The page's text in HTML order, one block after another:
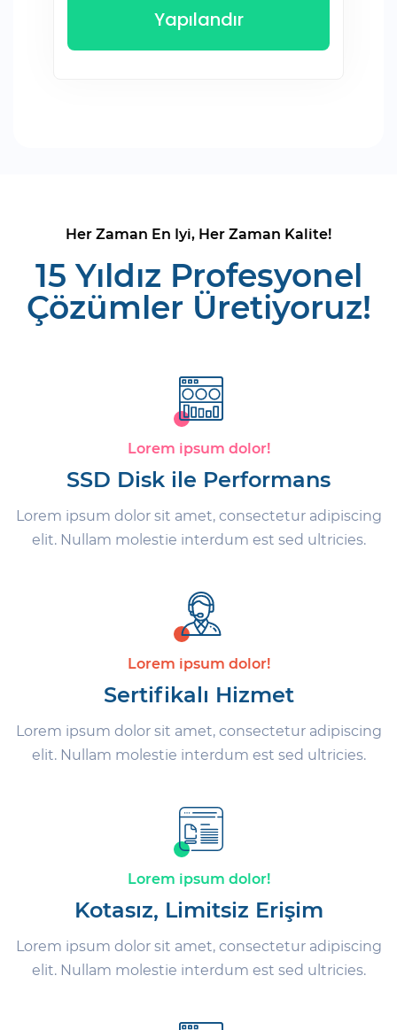
Yapılandır
Her Zaman En İyi, Her Zaman Kalite!
15 Yıldız Profesyonel
Çözümler Üretiyoruz!
Lorem ipsum dolor!
SSD Disk ile Performans
Lorem ipsum dolor sit amet, consectetur adipiscing
elit. Nullam molestie interdum est sed ultricies.
Lorem ipsum dolor!
Sertifikalı Hizmet
Lorem ipsum dolor sit amet, consectetur adipiscing
elit. Nullam molestie interdum est sed ultricies.
Lorem ipsum dolor!
Kotasız, Limitsiz Erişim
Lorem ipsum dolor sit amet, consectetur adipiscing
elit. Nullam molestie interdum est sed ultricies.